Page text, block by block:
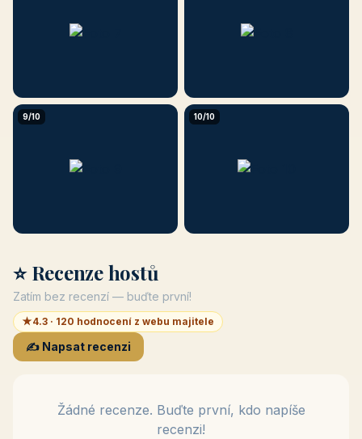
9/10 10/10
⭐ Recenze hostů
Zatím bez recenzí — buďte první!
★4.3 · 120 hodnocení z webu majitele
✍️ Napsat recenzi
Žádné recenze. Buďte první, kdo napíše
recenzi!